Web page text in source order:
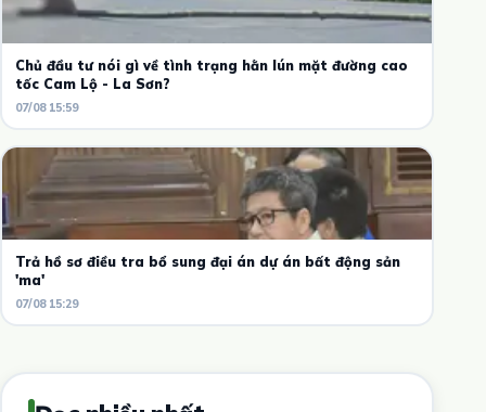
Chủ đầu tư nói gì về tình trạng hằn lún mặt đường cao
tốc Cam Lộ - La Sơn?
07/08 15:59
Trả hồ sơ điều tra bổ sung đại án dự án bất động sản
'ma'
07/08 15:29